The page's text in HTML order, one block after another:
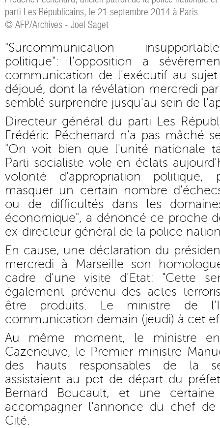
parti Les Républicains, le 21 septembre 2014 à Paris
© AFP/Archives - Joel Saget
"Surcommunication
politique": l'opposition a
communication de l'exécutif au
déjoué, dont la révélation mercredi
semblé surprendre jusqu'au sein de
Directeur général du parti Les
Frédéric Péchenard n'a pas mâché
"On voit bien que l'unité nationale
Parti socialiste vole en éclats
volonté d'appropriation politique,
masquer un certain nombre
ou de difficultés dans les
économique", a dénoncé ce proche
ex-directeur général de la police
En cause, une déclaration du
mercredi à Marseille son
cadre d'une visite d'Etat: "Cette
également prévenu des actes
être produits. Le ministre de
communication demain (jeudi) à cet
Au même moment, le ministre en
Cazeneuve, le Premier ministre
des hauts responsables de la
assistaient au pot de départ du
Bernard Boucault, et une
accompagner l'annonce du chef
Cité.